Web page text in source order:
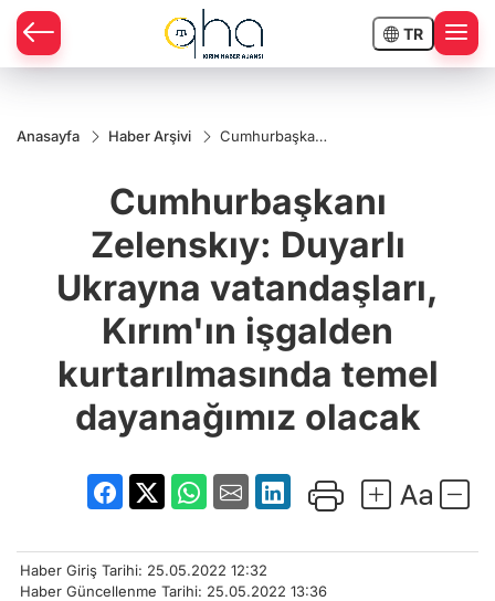
TR
Anasayfa Haber Arşivi
Cumhurbaşkanı
vatandaşları,
Kırım'ın
kurtarılmasında
temel
dayanağımız
olacak
Cumhurbaşkanı
Zelenskıy: Duyarlı
Ukrayna vatandaşları,
Kırım'ın işgalden
kurtarılmasında temel
dayanağımız olacak
Haber Giriş Tarihi: 25.05.2022 12:32
Haber Güncellenme Tarihi: 25.05.2022 13:36